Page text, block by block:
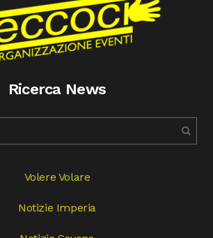
Ricerca News
Volere Volare
Notizie Imperia